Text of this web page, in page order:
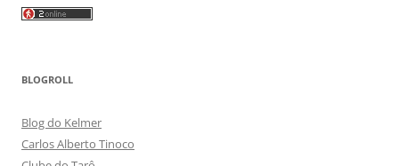
BLOGROLL
Blog do Kelmer
Carlos Alberto Tinoco